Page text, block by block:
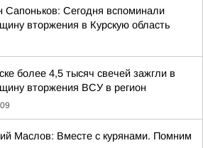
Сапоньков: Сегодня вспоминали
вторжения в Курскую область
более 4,5 тысяч свечей зажгли в
вторжения ВСУ в регион
Маслов: Вместе с курянами. Помним